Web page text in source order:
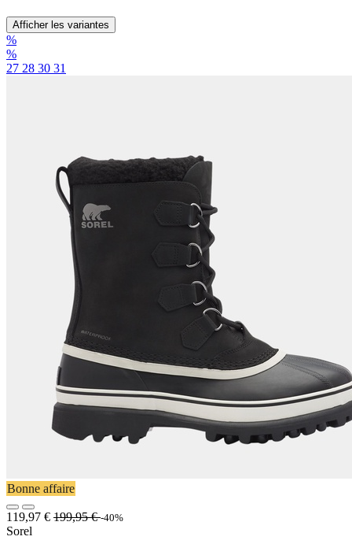
Afficher les variantes
%
%
27 28 30 31
Bonne affaire
119,97 € 199,95€ -40%
Sorel